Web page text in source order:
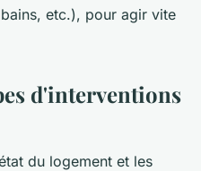
etc.), pour agir vite
d'interventions
du logement et les